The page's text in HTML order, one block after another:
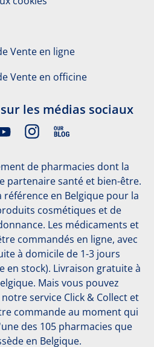
Vente en ligne
Vente en officine
de pharmacies dont la
partenaire santé et bien-être.
référence en Belgique pour la
cosmétiques et de
Les médicaments et
commandés en ligne, avec
à domicile de 1-3 jours
en stock). Livraison gratuite à
Mais vous pouvez
service Click & Collect et
commande au moment qui
des 105 pharmacies que
en Belgique.
les médias sociaux